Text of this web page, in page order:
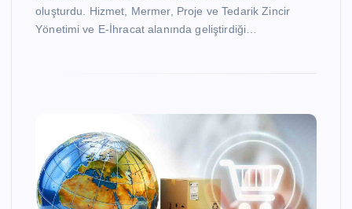
oluşturdu. Hizmet, Mermer, Proje ve Tedarik Zincir
Yönetimi ve E-İhracat alanında geliştirdiği…